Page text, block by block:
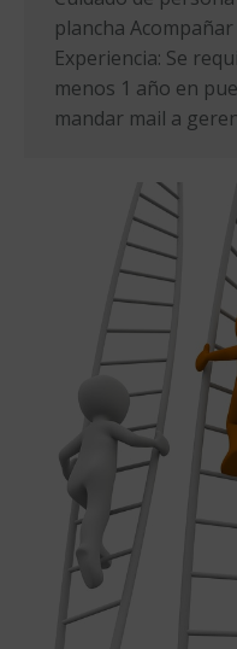
plancha
Experiencia: Se
menos 1 año en
mandar mail a